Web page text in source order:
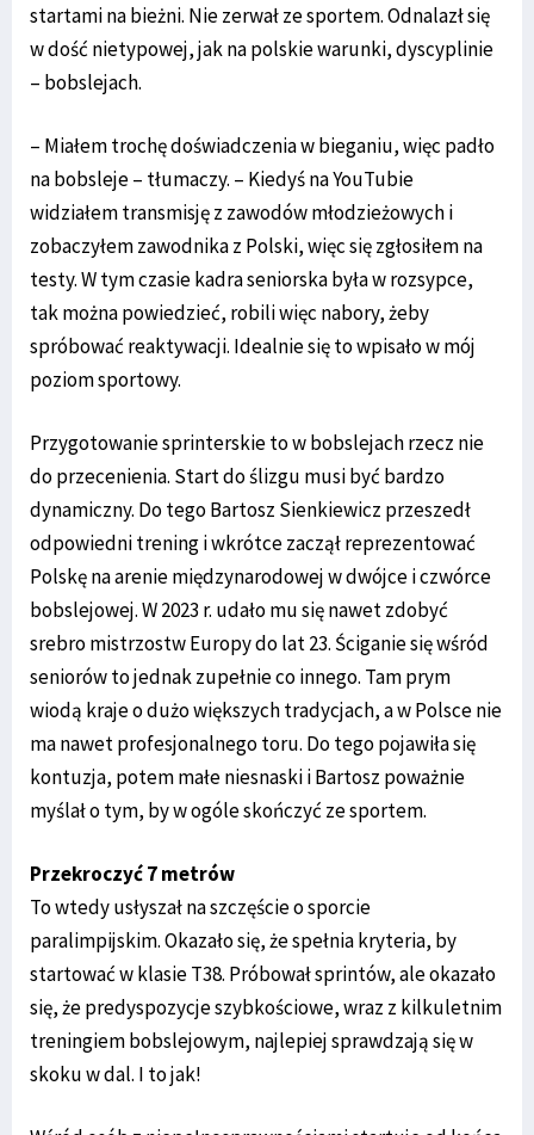
startami na bieżni. Nie zerwał ze sportem. Odnalazł się
w dość nietypowej, jak na polskie warunki, dyscyplinie
– bobslejach.
– Miałem trochę doświadczenia w bieganiu, więc padło
na bobsleje – tłumaczy. – Kiedyś na YouTubie
widziałem transmisję z zawodów młodzieżowych i
zobaczyłem zawodnika z Polski, więc się zgłosiłem na
testy. W tym czasie kadra seniorska była w rozsypce,
tak można powiedzieć, robili więc nabory, żeby
spróbować reaktywacji. Idealnie się to wpisało w mój
poziom sportowy.
Przygotowanie sprinterskie to w bobslejach rzecz nie
do przecenienia. Start do ślizgu musi być bardzo
dynamiczny. Do tego Bartosz Sienkiewicz przeszedł
odpowiedni trening i wkrótce zaczął reprezentować
Polskę na arenie międzynarodowej w dwójce i czwórce
bobslejowej. W 2023 r. udało mu się nawet zdobyć
srebro mistrzostw Europy do lat 23. Ściganie się wśród
seniorów to jednak zupełnie co innego. Tam prym
wiodą kraje o dużo większych tradycjach, a w Polsce nie
ma nawet profesjonalnego toru. Do tego pojawiła się
kontuzja, potem małe niesnaski i Bartosz poważnie
myślał o tym, by w ogóle skończyć ze sportem.
Przekroczyć 7 metrów
To wtedy usłyszał na szczęście o sporcie
paralimpijskim. Okazało się, że spełnia kryteria, by
startować w klasie T38. Próbował sprintów, ale okazało
się, że predyspozycje szybkościowe, wraz z kilkuletnim
treningiem bobslejowym, najlepiej sprawdzają się w
skoku w dal. I to jak!